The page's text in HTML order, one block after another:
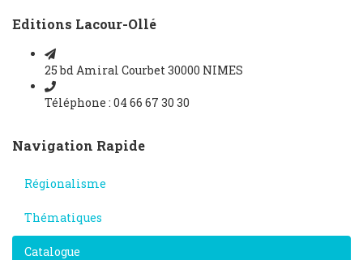
Editions Lacour-Ollé
25 bd Amiral Courbet 30000 NIMES
Téléphone : 04 66 67 30 30
Navigation Rapide
Régionalisme
Thématiques
Catalogue